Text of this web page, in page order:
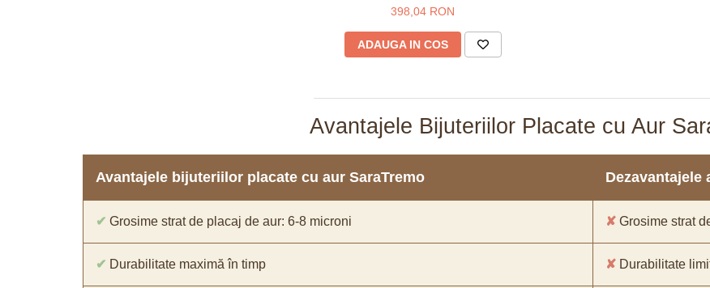
398,04 RON
ADAUGA IN COS
Avantajele Bijuteriilor Placate cu Aur
Avantajele bijuteriilor placate cu aur SaraTremo
✔ Grosime strat de placaj de aur: 6-8 microni ✘ Grosime strat
✔ Durabilitate maximă în timp ✘ Durabilitate